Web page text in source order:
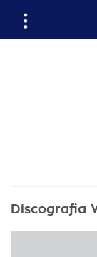
Discografia